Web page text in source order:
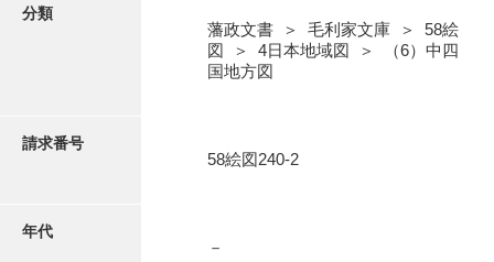
写真・絵はがき
高画質画像ダウンロード
分類
藩政文書 ＞ 毛利家文庫 ＞ 58絵
図 ＞ 4日本地域図 ＞ （6）中四
国地方図
請求番号
58絵図240-2
年代
－